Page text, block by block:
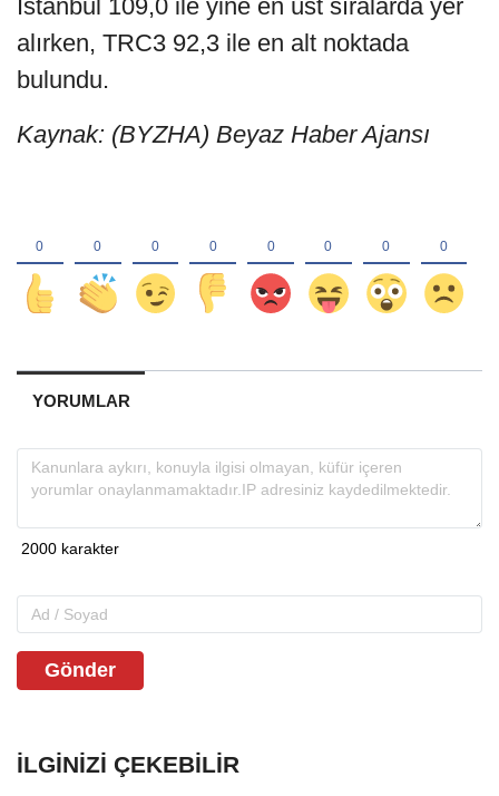
İstanbul 109,0 ile yine en üst sıralarda yer
alırken, TRC3 92,3 ile en alt noktada
bulundu.
Kaynak: (BYZHA) Beyaz Haber Ajansı
YORUMLAR
Gönder
İLGINIZI ÇEKEBILIR